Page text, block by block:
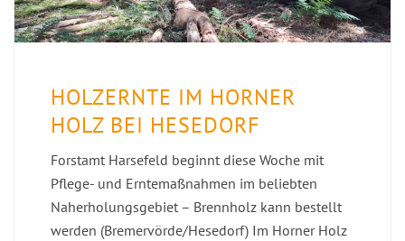
HOLZERNTE IM HORNER
HOLZ BEI HESEDORF
Forstamt Harsefeld beginnt diese Woche mit
Pflege- und Erntemaßnahmen im beliebten
Naherholungsgebiet – Brennholz kann bestellt
werden (Bremervörde/Hesedorf) Im Horner Holz